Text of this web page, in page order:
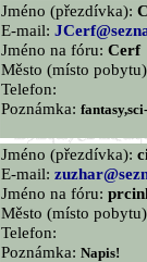
Jméno (přezdívka):
E-mail:
Jméno na fóru: Cerf
Město (místo
Telefon:
Poznámka:
Jméno (přezdívka):
E-mail:
Jméno na fóru:
Město (místo
Telefon:
Poznámka: Napis!